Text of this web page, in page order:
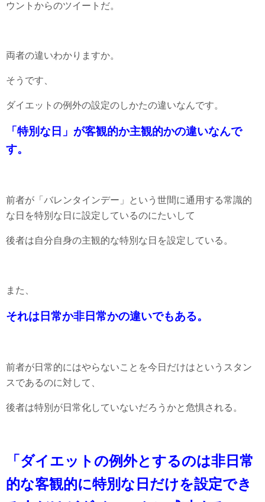
ウントからのツイートだ。
両者の違いわかりますか。
そうです、
ダイエットの例外の設定のしかたの違いなんです。
「特別な日」が客観的か主観的かの違いなんで
す。
前者が「バレンタインデー」という世間に通用する常識的
な日を特別な日に設定しているのにたいして
後者は自分自身の主観的な特別な日を設定している。
また、
それは日常か非日常かの違いでもある。
前者が日常的にはやらないことを今日だけはというスタン
スであるのに対して、
後者は特別が日常化していないだろうかと危惧される。
「ダイエットの例外とするのは非日常
的な客観的に特別な日だけを設定でき